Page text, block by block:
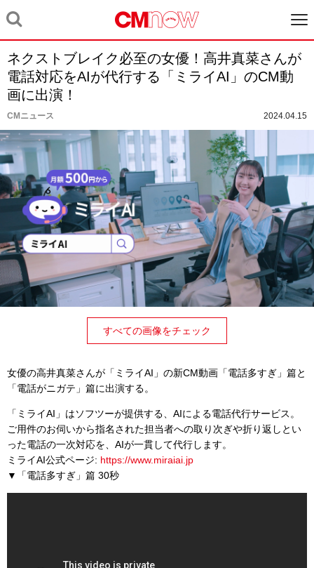
ネクストブレイク必至の女優！高井真菜さんが
電話対応をAIが代行する「ミライAI」のCM動
画に出演！
CMニュース 2024.04.15
すべての画像をチェック
女優の高井真菜さんが「ミライAI」の新CM動画「電話多すぎ」篇と
「電話がニガテ」篇に出演する。
「ミライAI」はソフツーが提供する、 AIによる電話代行サービス。
ご用件のお伺いから指名された担当者への取り次ぎや折り返しとい
った電話の一次対応を、AIが一貫して代行します。
ミライAI公式ページ: https://www.miraiai.jp
▼「電話多すぎ」篇 30秒